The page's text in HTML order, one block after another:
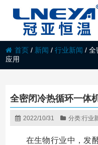
首页 / 新闻 /行业新闻 /全
应用
全密闭冷热循环一体
2022/10/31 分类:行业
在生物行业中，发